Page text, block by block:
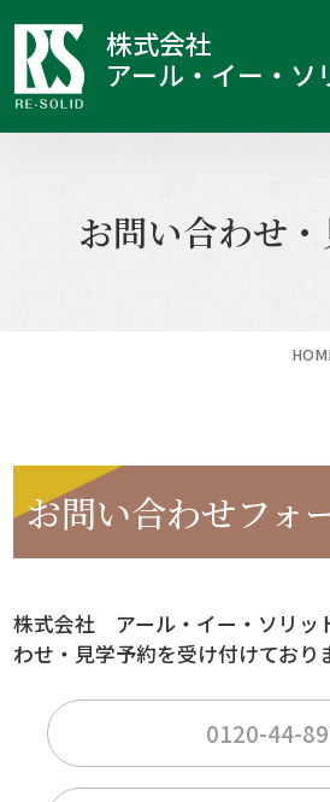
株式会社
アール・イー・ソ
お問い合わせ
お問い合わせフォ
株式会社 アール・イー・ソリッ
わせ・見学予約を受け付けており
0120-44-